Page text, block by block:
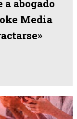
abogado
Media